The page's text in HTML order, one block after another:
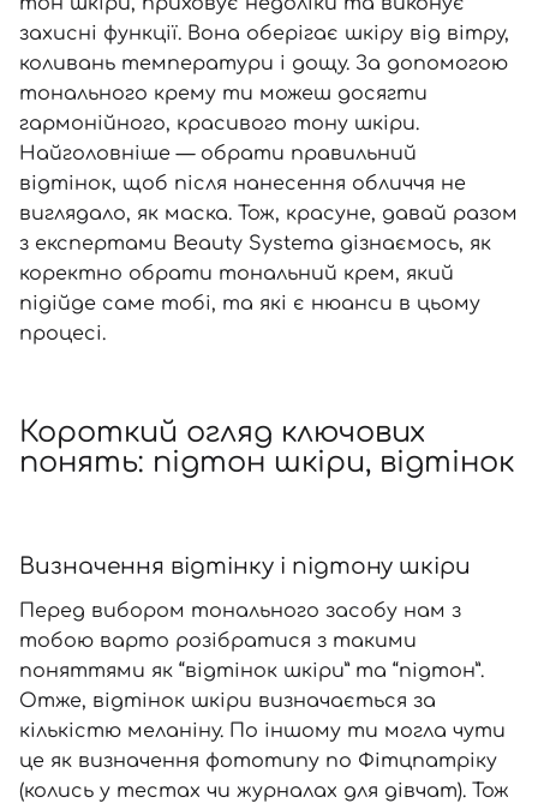
Креми для тіла з SPF
Мініатюри
Карбоксітерапія
Бʼюті гаджети
Автозасмага
Шия і декольте
Для чоловіків
Для дітей
Спеціальний догляд
Для дітей
Для чоловіків
Дезодоранти
Засоби для інтимної гігієни
Автозасмага для тіла
захисні функції. Вона оберігає шкіру від вітру,
коливань температури і дощу. За допомогою
тонального крему ти можеш досягти
гармонійного, красивого тону шкіри.
Найголовніше — обрати правильний
відтінок, щоб після нанесення обличчя не
виглядало, як маска. Тож, красуне, давай разом
з експертами Beauty Systema дізнаємось, як
коректно обрати тональний крем, який
підійде саме тобі, та які є нюанси в цьому
процесі.
Короткий огляд ключових
понять: підтон шкіри, відтінок
Визначення відтінку і підтону шкіри
Перед вибором тонального засобу нам з
тобою варто розібратися з такими
поняттями як “відтінок шкіри” та “підтон”.
Отже, відтінок шкіри визначається за
кількістю меланіну. По іншому ти могла чути
це як визначення фототипу по Фітцпатріку
(колись у тестах чи журналах для дівчат). Тож